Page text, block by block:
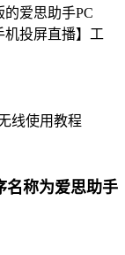
的爱思助手PC
机投屏直播】工
名称为爱思助手